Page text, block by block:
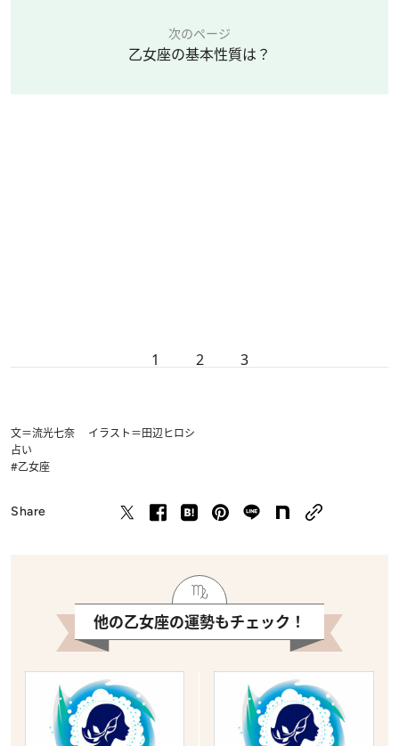
次のページ
乙女座の基本性質は？
1 2 3
文＝流光七奈 イラスト＝田辺ヒロシ
占い
#乙女座
Share
他の乙女座の運勢もチェック！